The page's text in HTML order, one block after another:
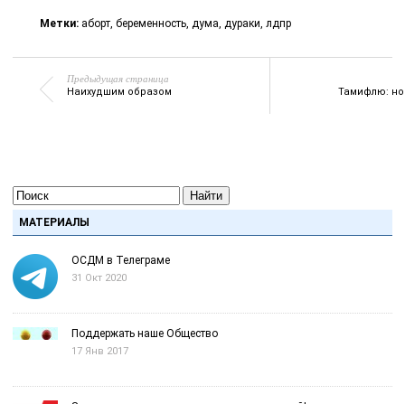
Метки: аборт, беременность, дума, дураки, лдпр
Предыдущая страница
Наихудшим образом Тамифлю:
Найти
МАТЕРИАЛЫ
ОСДМ в Телеграме
31 Окт 2020
Поддержать наше Общество
17 Янв 2017